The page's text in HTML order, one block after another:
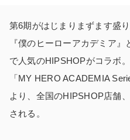
第6期がはじまりまずます盛
『僕のヒーローアカデミア
で人気のHIPSHOPがコラボ
「MY HERO ACADEMIA
より、全国のHIPSHOP店舗
される。